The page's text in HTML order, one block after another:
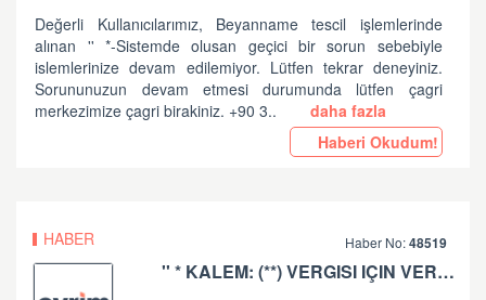
Değerli Kullanıcılarımız, Beyanname tescil işlemlerinde
alınan '' *-Sistemde olusan geçici bir sorun sebebiyle
islemlerinize devam edilemiyor. Lütfen tekrar deneyiniz.
Sorununuzun devam etmesi durumunda lütfen çagri
merkezimize çagri birakiniz. +90 3..
daha fazla
Haberi Okudum!
HABER Haber No:48519
'' * KALEM: (**) VERGISI IÇIN VERGI MATRAHI VE TUTARI ARASINDA UYUMSUZLUK VAR '' HATASI HK